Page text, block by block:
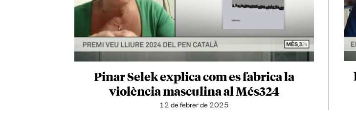
Pinar Selek explica com es fabrica la
violència masculina al Més324
12 de febrer de 2025